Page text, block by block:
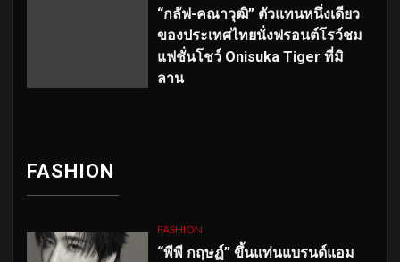
“กลัฟ-คณาวุฒิ” ตัวแทนหนึ่งเดียว
ของประเทศไทยนั่งฟรอนต์โรว์ชม
แฟชั่นโชว์ Onisuka Tiger ที่มิ
ลาน
FASHION
FASHION
“พีพี กฤษฏ์” ขึ้นแท่นแบรนด์แอม